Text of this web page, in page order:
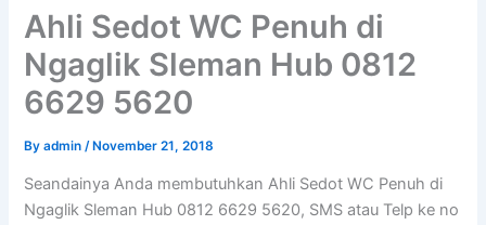
Ahli Sedot WC Penuh di
Ngaglik Sleman Hub 0812
6629 5620
Byadmin/ November 21, 2018
Seandainya Anda membutuhkan Ahli Sedot WC Penuh di
Ngaglik Sleman Hub 0812 6629 5620, SMS atau Telp ke no